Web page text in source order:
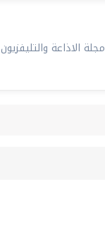
مجلة الاذاعة والتليفزيون